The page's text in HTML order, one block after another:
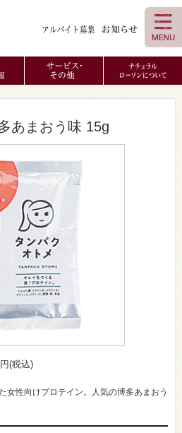
あまおう味 15g
円(税込)
女性向けプロテイン。人気の博多あまおう